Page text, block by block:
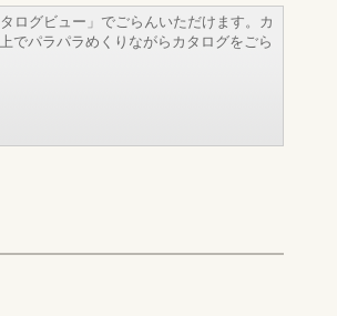
ログビュー」でごらんいただけます。カ
でパラパラめくりながらカタログをごら